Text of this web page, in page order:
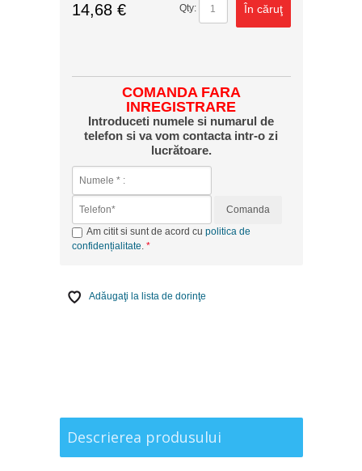
14,68 € Qty: În căruţ
COMANDA FARA
INREGISTRARE
Introduceti numele si numarul de
telefon si va vom contacta intr-o zi
lucrătoare.
Comanda
Am citit si sunt de acord cu politica de
confidențialitate.
Adăugaţi la lista de dorinţe
Descrierea produsului